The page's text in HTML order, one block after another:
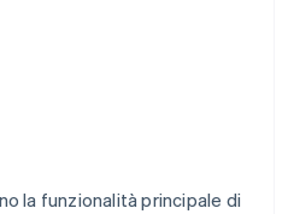
la funzionalità principale di